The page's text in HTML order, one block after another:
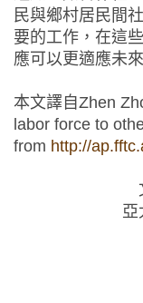
民與鄉村居民間
要的工作，在這
應可以更適應未
本文譯自Zhen
labor force to
from http://
亞太糧